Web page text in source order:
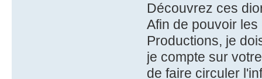
Découvrez ces
Afin de pouvoir
Productions, je
je compte sur
de faire circuler